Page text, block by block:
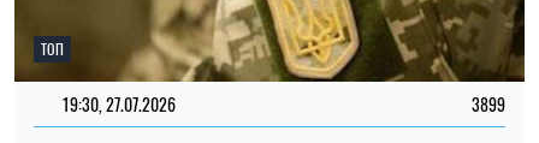
ТОП
19:30, 27.07.2026 3899